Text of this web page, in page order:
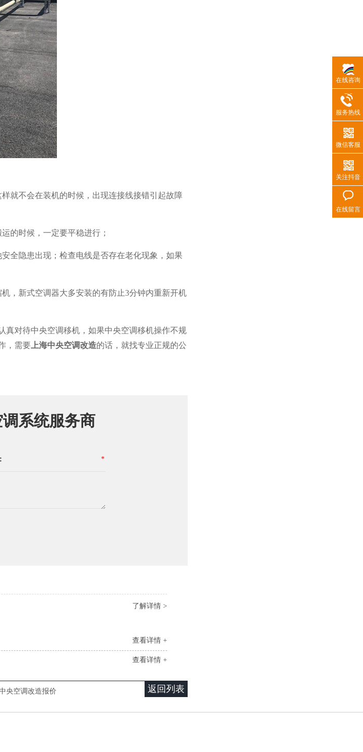
就不会在装机的时候，出现连接线接错引起故障
的时候，一定要平稳进行；
全隐患出现；检查电线是否存在老化现象，如果
，新式空调器大多安装的有防止3分钟内重新开机
真对待中央空调移机，如果中央空调移机操作不规
，需要 上海中央空调改造的话，就找专业正规的公
系统服务商
*
了解详情 >
查看详情 +
查看详情 +
返回列表
央空调改造报价
在线咨询
服务热线
微信客服
关注抖音
在线留言